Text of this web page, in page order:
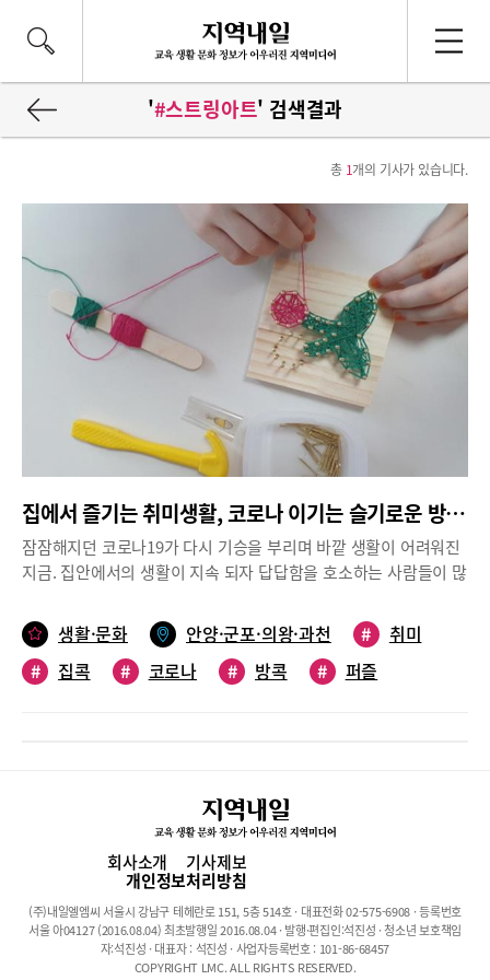
'#스트링아트' 검색결과
총 1개의 기사가 있습니다.
집에서 즐기는 취미생활, 코로나 이기는 슬기로운 방콕생활
잠잠해지던 코로나19가 다시 기승을 부리며 바깥 생활이 어려워진
지금. 집안에서의 생활이 지속 되자 답답함을 호소하는 사람들이 많
어지고 있다. 이제는 코로나19로 인한 불편한 일상생활이 금방 끝
나지 않을 것이라는 것을 인정할 수밖에 없다. 코로나 탓만 하기보
다는 코로나19로 인한 일상의 불편함 속에서도 나름대로 현명한 생
이들과 씨름하면서 삼시세끼 뭐해 먹을까가 가장 큰 고민이고, 원격
수업을 제대로 하는지 감시하는 것이 큰일이라, 아이들도 저도 반복
되는 일상에 스트레스가 이만저만이 아닙니다. 시간이 나면 TV 보
는 것이 일상이라 아이들한테도 도움이 되지 않겠다 싶어, 무엇을
퍼즐을 꺼내 들었죠.고흐의 ‘해바라기’ 명화 퍼즐인데, 막상 퍼즐을
맞추려고 꺼내니 아이들도 좋아하더군요. 처음엔 이 많은 것을 어떻
게 맞추지 하고 걱정이 앞섰지만 한 조각씩 제 모양을 찾아가는 모
생활·문화 안양·군포·의왕·과천 #
취미
#
집콕 # 코로나 # 방콕 #
퍼즐
회사소개 기사제보
개인정보처리방침
(주)내일엘엠씨 서울시 강남구 테헤란로 151, 5층 514호 · 대표전화 02-575-6908 · 등록번호
서울 아04127 (2016.08.04) 최초발행일 2016.08.04 · 발행·편집인:석진성 · 청소년 보호책임
자:석진성 · 대표자 : 석진성 · 사업자등록번호 : 101-86-68457
COPYRIGHT LMC. ALL RIGHTS RESERVED.